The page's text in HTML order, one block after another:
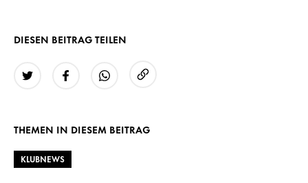
DIESEN BEITRAG TEILEN
THEMEN IN DIESEM BEITRAG
KLUBNEWS